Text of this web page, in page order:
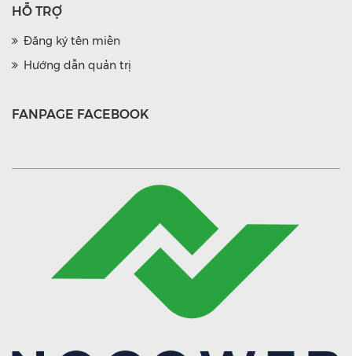
HỖ TRỢ
Đăng ký tên miền
Hướng dẫn quản trị
FANPAGE FACEBOOK